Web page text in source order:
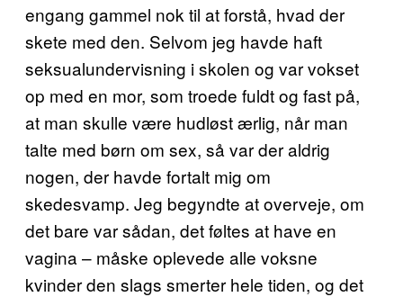
engang gammel nok til at forstå, hvad der
skete med den. Selvom jeg havde haft
seksualundervisning i skolen og var vokset
op med en mor, som troede fuldt og fast på,
at man skulle være hudløst ærlig, når man
talte med børn om sex, så var der aldrig
nogen, der havde fortalt mig om
skedesvamp. Jeg begyndte at overveje, om
det bare var sådan, det føltes at have en
vagina – måske oplevede alle voksne
kvinder den slags smerter hele tiden, og det